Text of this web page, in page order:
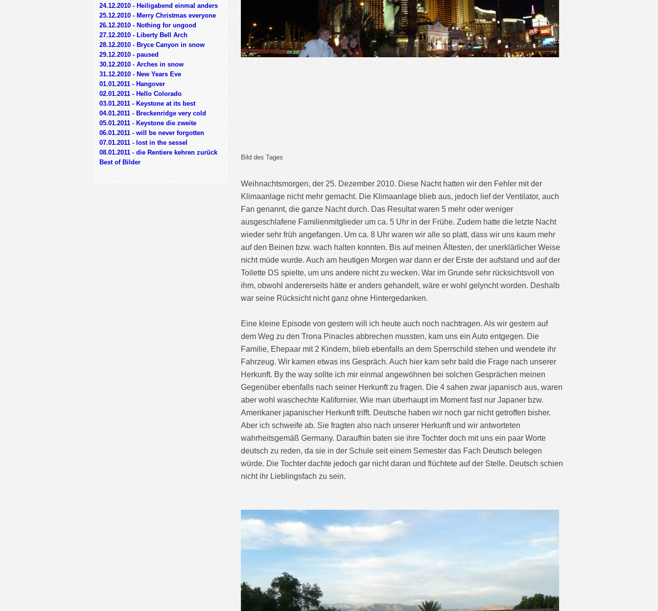
Bild des Tages
Weihnachtsmorgen, der 25. Dezember 2010. Diese Nacht hatten wir den Fehler mit der
Klimaanlage nicht mehr gemacht. Die Klimaanlage blieb aus, jedoch lief der Ventilator, auch
Fan genannt, die ganze Nacht durch. Das Resultat waren 5 mehr oder weniger
ausgeschlafene Familienmitglieder um ca. 5 Uhr in der Frühe. Zudem hatte die letzte Nacht
wieder sehr früh angefangen. Um ca. 8 Uhr waren wir alle so platt, dass wir uns kaum mehr
auf den Beinen bzw. wach halten konnten. Bis auf meinen Ältesten, der unerklärlicher Weise
nicht müde wurde. Auch am heutigen Morgen war dann er der Erste der aufstand und auf der
Toilette DS spielte, um uns andere nicht zu wecken. War im Grunde sehr rücksichtsvoll von
ihm, obwohl andererseits hätte er anders gehandelt, wäre er wohl gelyncht worden. Deshalb
war seine Rücksicht nicht ganz ohne Hintergedanken.
Eine kleine Episode von gestern will ich heute auch noch nachtragen. Als wir gestern auf
dem Weg zu den Trona Pinacles abbrechen mussten, kam uns ein Auto entgegen. Die
Familie, Ehepaar mit 2 Kindern, blieb ebenfalls an dem Sperrschild stehen und wendete ihr
Fahrzeug. Wir kamen etwas ins Gespräch. Auch hier kam sehr bald die Frage nach unserer
Herkunft. By the way sollte ich mir einmal angewöhnen bei solchen Gesprächen meinen
Gegenüber ebenfalls nach seiner Herkunft zu fragen. Die 4 sahen zwar japanisch aus, waren
aber wohl waschechte Kalifornier. Wie man überhaupt im Moment fast nur Japaner bzw.
Amerikaner japanischer Herkunft trifft. Deutsche haben wir noch gar nicht getroffen bisher.
Aber ich schweife ab. Sie fragten also nach unserer Herkunft und wir antworteten
wahrheitsgemäß Germany. Daraufhin baten sie ihre Tochter doch mit uns ein paar Worte
deutsch zu reden, da sie in der Schule seit einem Semester das Fach Deutsch belegen
würde. Die Tochter dachte jedoch gar nicht daran und flüchtete auf der Stelle. Deutsch schien
nicht ihr Lieblingsfach zu sein.
24.12.2010 - Heiligabend einmal anders
25.12.2010 - Merry Christmas everyone
26.12.2010 - Nothing for ungood
27.12.2010 - Liberty Bell Arch
28.12.2010 - Bryce Canyon in snow
29.12.2010 - paused
30.12.2010 - Arches in snow
31.12.2010 - New Years Eve
01.01.2011 - Hangover
02.01.2011 - Hello Colorado
03.01.2011 - Keystone at its best
04.01.2011 - Breckenridge very cold
05.01.2011 - Keystone die zweite
06.01.2011 - will be never forgotten
07.01.2011 - lost in the sessel
08.01.2011 - die Rentiere kehren zurück
Best of Bilder